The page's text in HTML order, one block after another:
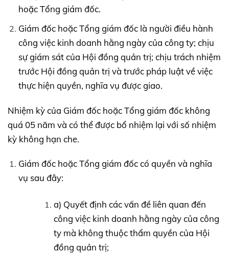
hoặc Tổng giám đốc.
Giám đốc hoặc Tổng giám đốc là người điều hành
công việc kinh doanh hằng ngày của công ty; chịu
sự giám sát của Hội đồng quản trị; chịu trách nhiệm
trước Hội đồng quản trị và trước pháp luật về việc
thực hiện quyền, nghĩa vụ được giao.
Nhiệm kỳ của Giám đốc hoặc Tổng giám đốc không
quá 05 năm và có thể được bổ nhiệm lại với số nhiệm
kỳ không hạn che.
Giám đốc hoặc Tổng giám đốc có quyền và nghĩa
vụ sau đây:
a) Quyết định các vấn đề liên quan đến
công việc kinh doanh hằng ngày của công
ty mà không thuộc thẩm quyền của Hội
đồng quản trị;